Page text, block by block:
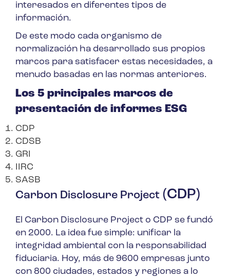
interesados en diferentes tipos de
información.
De este modo cada organismo de
normalización ha desarrollado sus propios
marcos para satisfacer estas necesidades, a
menudo basadas en las normas anteriores.
Los 5 principales marcos de
presentación de informes ESG
CDP
CDSB
GRI
IIRC
SASB
Carbon Disclosure Project (CDP)
El Carbon Disclosure Project o CDP se fundó
en 2000. La idea fue simple: unificar la
integridad ambiental con la responsabilidad
fiduciaria. Hoy, más de 9600 empresas junto
con 800 ciudades, estados y regiones a lo